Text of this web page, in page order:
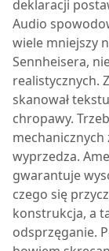
deklaracji
Audio
wiele mniejszy
Sennheisera,
realistycznych.
skanował
chropawy.
wyprzedza.
gwarantuje
czego się
konstrukcja, a
odsprzęganie.